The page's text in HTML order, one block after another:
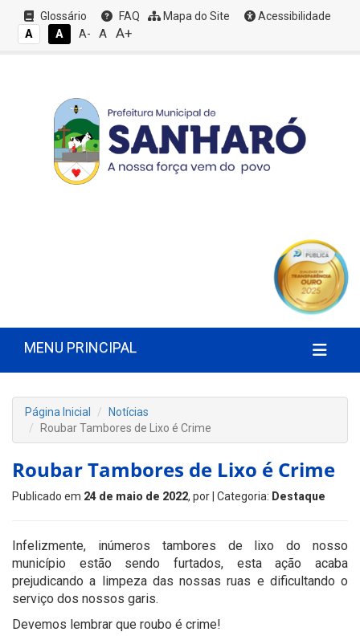
Glossário FAQ Mapa do Site
Acessibilidade
A
A A- A A+
MENU PRINCIPAL
Página Inicial
Notícias
Roubar Tambores de Lixo é Crime
Roubar Tambores de Lixo é Crime
Publicado em 24 de maio de 2022, por | Categoria: Destaque
Infelizmente, inúmeros tambores de lixo do nosso
município estão sendo furtados, esta ação acaba
prejudicando a limpeza das nossas ruas e dificultando o
serviço dos nossos garis.
Devemos lembrar que roubo é crime!